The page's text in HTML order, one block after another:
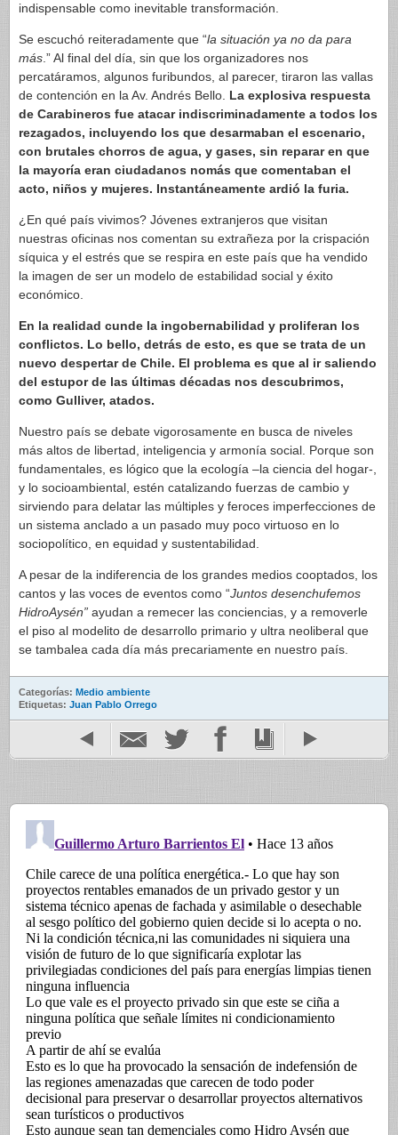
indispensable como inevitable transformación.
Se escuchó reiteradamente que “la situación ya no da para
más .” Al final del día, sin que los organizadores nos
percatáramos, algunos furibundos, al parecer, tiraron las vallas
de contención en la Av. Andrés Bello. La explosiva respuesta
de Carabineros fue atacar indiscriminadamente a todos los
rezagados, incluyendo los que desarmaban el escenario,
con brutales chorros de agua, y gases, sin reparar en que
la mayoría eran ciudadanos nomás que comentaban el
acto, niños y mujeres. Instantáneamente ardió la furia.
¿En qué país vivimos? Jóvenes extranjeros que visitan
nuestras oficinas nos comentan su extrañeza por la crispación
síquica y el estrés que se respira en este país que ha vendido
la imagen de ser un modelo de estabilidad social y éxito
económico.
En la realidad cunde la ingobernabilidad y proliferan los
conflictos. Lo bello, detrás de esto, es que se trata de un
nuevo despertar de Chile. El problema es que al ir saliendo
del estupor de las últimas décadas nos descubrimos,
como Gulliver, atados.
Nuestro país se debate vigorosamente en busca de niveles
más altos de libertad, inteligencia y armonía social. Porque son
fundamentales, es lógico que la ecología –la ciencia del hogar-,
y lo socioambiental, estén catalizando fuerzas de cambio y
sirviendo para delatar las múltiples y feroces imperfecciones de
un sistema anclado a un pasado muy poco virtuoso en lo
sociopolítico, en equidad y sustentabilidad.
A pesar de la indiferencia de los grandes medios cooptados, los
cantos y las voces de eventos como “Juntos desenchufemos
HidroAysén” ayudan a remecer las conciencias, y a removerle
el piso al modelito de desarrollo primario y ultra neoliberal que
se tambalea cada día más precariamente en nuestro país.
Categorías: Medio ambiente
Etiquetas: Juan Pablo Orrego